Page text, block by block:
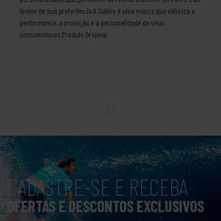
lentes de sua preferência.A Oakley é uma marca que valoriza a
performance, a proteção e a personalidade de seus
consumidores.Produto Original
CADASTRE-SE E RECEBA
OFERTAS E DESCONTOS EXCLUSIVOS